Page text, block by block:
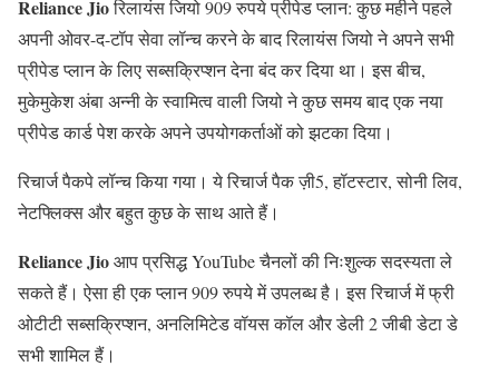
Reliance Jioरिलायंस जियो 909 रुपये प्रीपेड प्लान: कुछ महीने पहले
अपनी ओवर-द-टॉप सेवा लॉन्च करने के बाद रिलायंस जियो ने अपने सभी
प्रीपेड प्लान के लिए सब्सक्रिप्शन देना बंद कर दिया था। इस बीच,
मुकेमुकेश अंबा अन्नी के स्वामित्व वाली जियो ने कुछ समय बाद एक नया
प्रीपेड कार्ड पेश करके अपने उपयोगकर्ताओं को झटका दिया।
रिचार्ज पैकपे लॉन्च किया गया। ये रिचार्ज पैक ज़ी5, हॉटस्टार, सोनी लिव,
नेटफ्लिक्स और बहुत कुछ के साथ आते हैं।
Reliance Jioआप प्रसिद्ध YouTube चैनलों की निःशुल्क सदस्यता ले
सकते हैं। ऐसा ही एक प्लान 909 रुपये में उपलब्ध है। इस रिचार्ज में फ्री
ओटीटी सब्सक्रिप्शन, अनलिमिटेड वॉयस कॉल और डेली 2 जीबी डेटा डे
सभी शामिल हैं।